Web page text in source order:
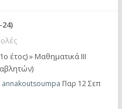
24)
έτος)» Μαθηματικά ΙΙΙ
annakoutsoumpa Παρ 12 Σεπ